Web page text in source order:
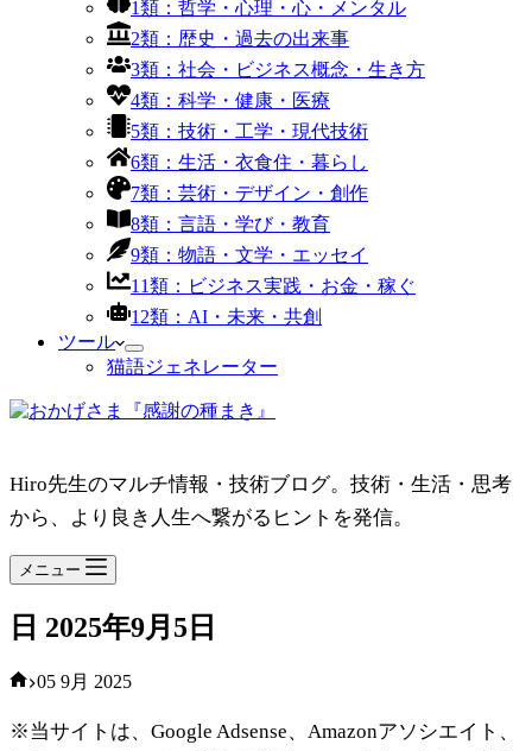
1類：哲学・心理・心・メンタル
2類：歴史・過去の出来事
3類：社会・ビジネス概念・生き方
4類：科学・健康・医療
5類：技術・工学・現代技術
6類：生活・衣食住・暮らし
7類：芸術・デザイン・創作
8類：言語・学び・教育
9類：物語・文学・エッセイ
11類：ビジネス実践・お金・稼ぐ
12類：AI・未来・共創
ツール
猫語ジェネレーター
Hiro先生のマルチ情報・技術ブログ。技術・生活・思考
から、より良き人生へ繋がるヒントを発信。
メニュー
日 2025年9月5日
ホ
ム
05 9月 2025
※当サイトは、Google Adsense、Amazonアソシエイト、